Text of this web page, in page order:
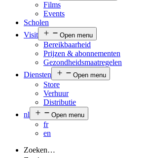
Films
Events
Scholen
Visit
Open menu
Bereikbaarheid
Prijzen & abonnementen
Gezondheidsmaatregelen
Diensten
Open menu
Store
Verhuur
Distributie
nl
Open menu
fr
en
Zoeken…